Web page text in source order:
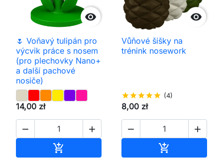

🌷 Voňavý tulipán pro
výcvik práce s nosem
(pro plechovky Nano+
a další pachové
nosiče)
14,00 zł
 


Vůňové šišky na
trénink nosework
starstarstarstarstar (4)
8,00 zł
 
